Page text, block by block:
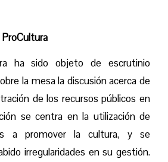
ha sido objeto de escrutinio
la mesa la discusión acerca de
de los recursos públicos en
se centra en la utilización de
a promover la cultura, y se
irregularidades en su gestión.